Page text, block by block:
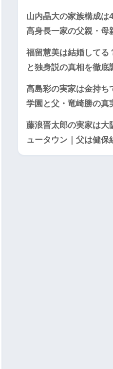
山内晶大の家族構成は
高身長一家の父親・母
福留慧美は結婚してる
と独身説の真相を徹底
高島彩の実家は金持ち
学園と父・竜崎勝の真
藤浪晋太郎の実家は大
ュータウン｜父は健保